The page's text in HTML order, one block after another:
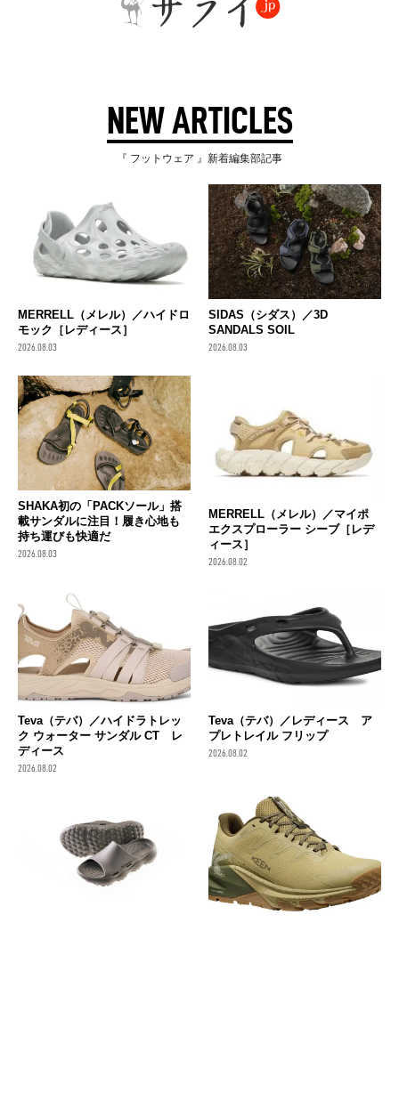
NEW ARTICLES
『 フットウェア 』新着編集部記事
MERRELL（メレル）／ハイドロ
モック［レディース］
2026.08.03
SIDAS（シダス）／3D
SANDALS SOIL
2026.08.03
SHAKA初の「PACKソール」搭
載サンダルに注目！履き心地も
持ち運びも快適だ
2026.08.03
MERRELL（メレル）／マイポ
エクスプローラー シーブ［レデ
ィース］
2026.08.02
Teva（テバ）／ハイドラトレッ
ク ウォーター サンダル CT レ
ディース
2026.08.02
Teva（テバ）／レディース ア
プレトレイル フリップ
2026.08.02